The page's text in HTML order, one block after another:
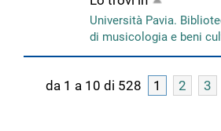
Università Pavia.
di musicologia e beni
da 1 a 10 di 528 1 2 3